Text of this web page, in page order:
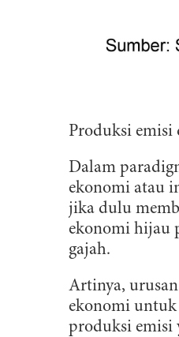
Produksi emisi
Dalam
ekonomi atau
jika dulu
ekonomi hijau
gajah.
Artinya,
ekonomi untuk
produksi emisi